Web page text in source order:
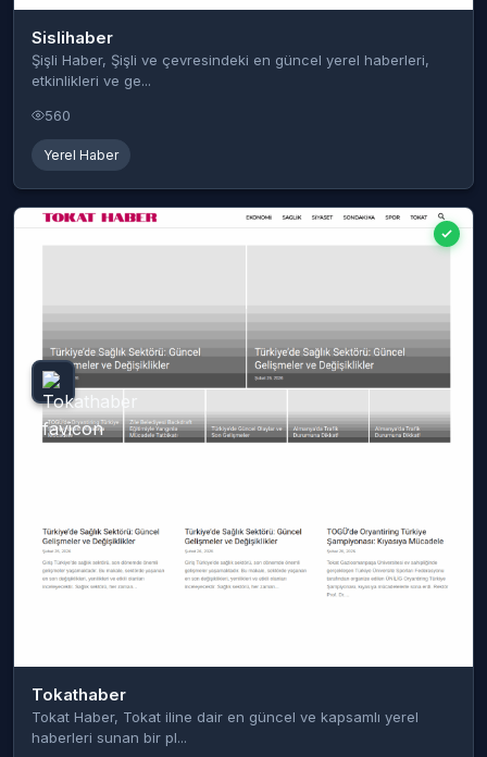
Sislihaber
Şişli Haber, Şişli ve çevresindeki en güncel yerel haberleri,
etkinlikleri ve ge...
560
Yerel Haber
Tokathaber
Tokat Haber, Tokat iline dair en güncel ve kapsamlı yerel
haberleri sunan bir pl...